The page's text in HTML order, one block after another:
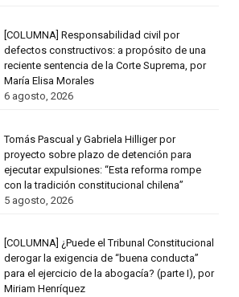
[COLUMNA] Responsabilidad civil por
defectos constructivos: a propósito de una
reciente sentencia de la Corte Suprema, por
María Elisa Morales
6 agosto, 2026
Tomás Pascual y Gabriela Hilliger por
proyecto sobre plazo de detención para
ejecutar expulsiones: “Esta reforma rompe
con la tradición constitucional chilena”
5 agosto, 2026
[COLUMNA] ¿Puede el Tribunal Constitucional
derogar la exigencia de “buena conducta”
para el ejercicio de la abogacía? (parte I), por
Miriam Henríquez